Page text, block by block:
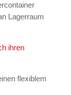
Lagerraum
ihren
flexiblem